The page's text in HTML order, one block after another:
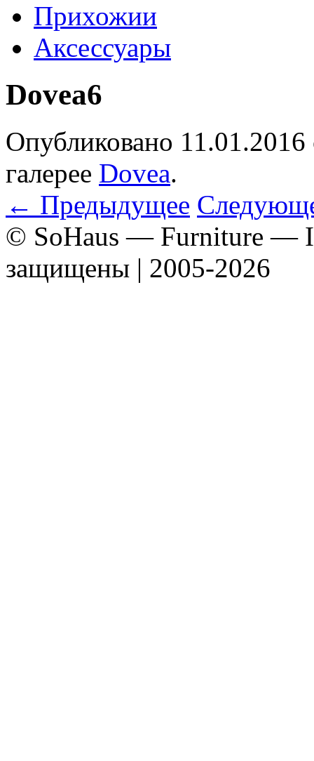
Прихожии
Аксессуары
Dovea6
Опубликовано 11.01.2016
галерее Dovea.
← Предыдущее
© SoHaus — Furniture —
защищены | 2005-2026